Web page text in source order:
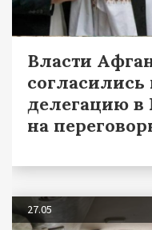
Власти
согласились
делегацию в
на
27.05